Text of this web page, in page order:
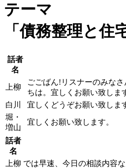
テーマ
「債務整理と住
話者
名
上柳
ごごばん!リスナーのみな
ちは。宜しくお願い致しま
白川
宜しくどうぞお願い致しま
堀・
増山
宜しくお願い致します。
話者
名
上柳 では早速、今日の相談内容